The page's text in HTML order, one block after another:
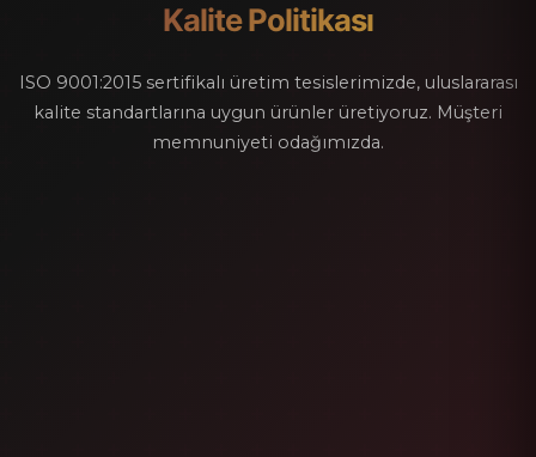
Kalite Politikası
ISO 9001:2015 sertifikalı üretim tesislerimizde, uluslararası
kalite standartlarına uygun ürünler üretiyoruz. Müşteri
memnuniyeti odağımızda.